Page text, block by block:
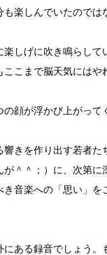
楽しんでいたのでは
しげに吹き鳴らして
こまで脳天気にはや
顔が浮かび上がって
きを作り出す若者
＾＾；）に、次第
音楽への「思い」を
ある録音でしょう。